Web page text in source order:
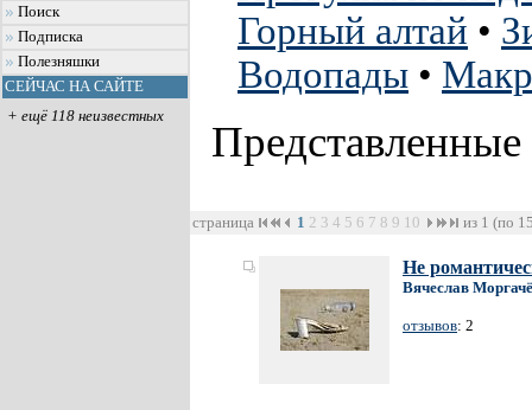
Поиск
Подписка
Полезняшки
СЕЙЧАС НА САЙТЕ
+ ещё 118 неизвестных
Горный алтай •
Водопады •
страница 1 2 3 4 5 6 7 8 9 10 из 1 (по
Не
Вячеслав
отзывов: 2